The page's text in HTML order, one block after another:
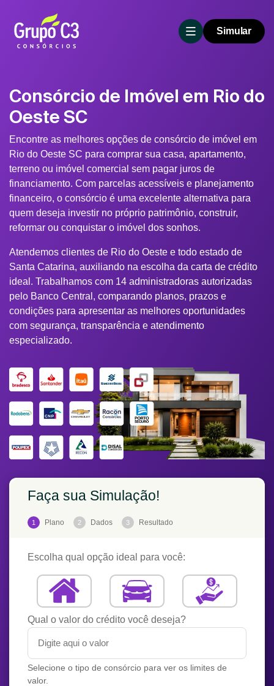
Simular
Consórcio de Imóvel em Rio do
Oeste SC
Encontre as melhores opções de consórcio de imóvel em
Rio do Oeste SC para comprar sua casa, apartamento,
terreno ou imóvel comercial sem pagar juros de
financiamento. Com parcelas acessíveis e planejamento
financeiro, o consórcio é uma excelente alternativa para
quem deseja investir no próprio patrimônio, construir,
reformar ou conquistar o imóvel dos sonhos.
Atendemos clientes de Rio do Oeste e todo estado de
Santa Catarina, auxiliando na escolha da carta de crédito
ideal. Trabalhamos com 14 administradoras autorizadas
pelo Banco Central, comparando planos, prazos e
condições para apresentar as melhores oportunidades
com segurança, transparência e atendimento
especializado.
Faça sua Simulação!
1 Plano 2 Dados 3 Resultado
Escolha qual opção ideal para você:
Qual o valor do crédito você deseja?
Selecione o tipo de consórcio para ver os limites de
valor.